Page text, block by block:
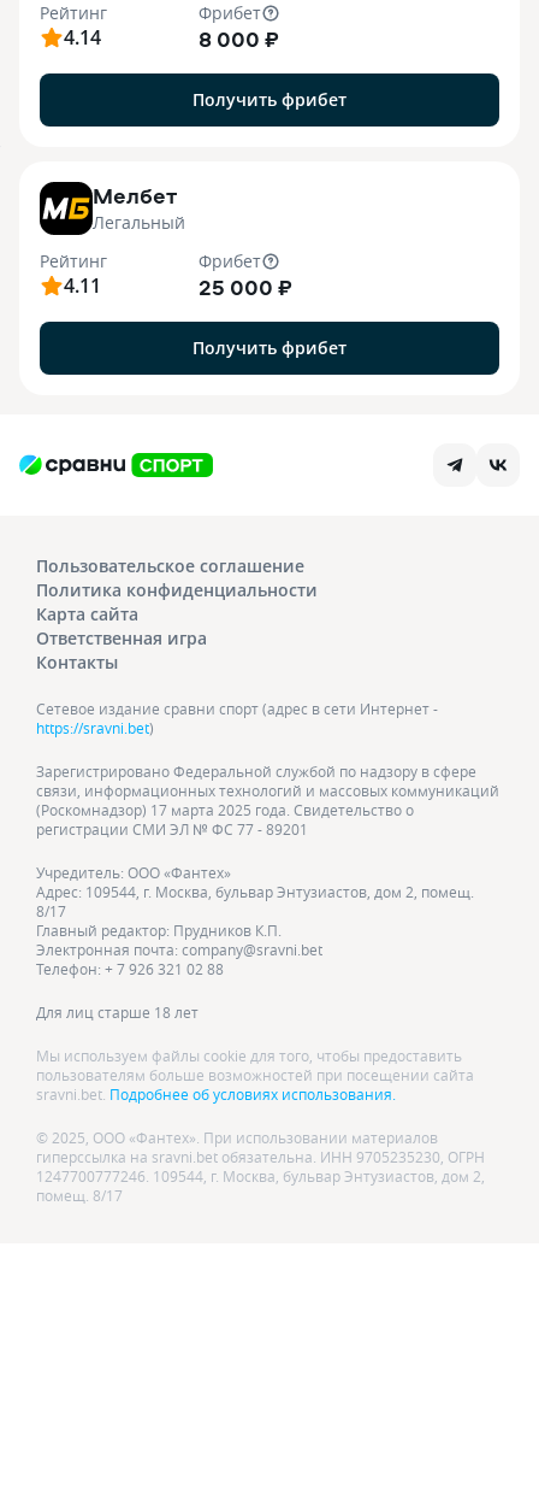
Рейтинг
4.14
Фрибет
8 000 ₽
Получить фрибет
Мелбет
Легальный
Рейтинг
4.11
Фрибет
25 000 ₽
Получить фрибет
Пользовательское соглашение
Политика конфиденциальности
Карта сайта
Ответственная игра
Контакты
Сетевое издание сравни спорт (адрес в сети Интернет -
https://sravni.bet)
Зарегистрировано Федеральной службой по надзору в сфере
связи, информационных технологий и массовых коммуникаций
(Роскомнадзор) 17 марта 2025 года. Свидетельство о
регистрации СМИ ЭЛ № ФС 77 - 89201
Учредитель: ООО «Фантех»
Адрес: 109544, г. Москва, бульвар Энтузиастов, дом 2, помещ.
8/17
Главный редактор: Прудников К.П.
Электронная почта: company@sravni.bet
Телефон: + 7 926 321 02 88
Для лиц старше 18 лет
Мы используем файлы cookie для того, чтобы предоставить
пользователям больше возможностей при посещении сайта
sravni.bet. Подробнее об условиях использования.
© 2025, ООО «Фантех». При использовании материалов
гиперссылка на sravni.bet обязательна. ИНН 9705235230, ОГРН
1247700777246. 109544, г. Москва, бульвар Энтузиастов, дом 2,
помещ. 8/17